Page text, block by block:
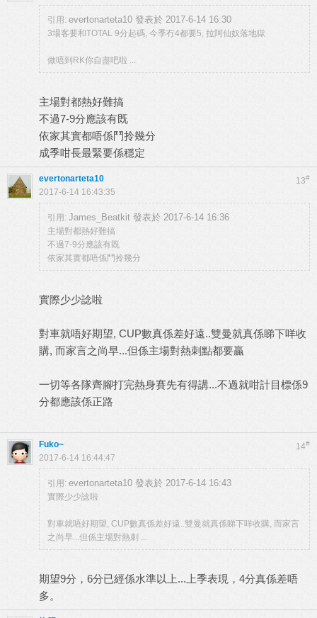
引用: evertonarteta10 發表於 2017-6-14 16:30
3場客要和TOTAL 9分起碼, 今季冇4都要5, 拉阿仙奴落地獄
做唔到RK你自盡吧啦 ...
主場對都熱好難搞
不過7-9分應該有既
依家其實都唔係鬥拎幾分
成季咁長最緊要係穩定
13#
evertonarteta10
2017-6-14 16:43:35
引用: James_Beatkit 發表於 2017-6-14 16:36
主場對都熱好難搞
不過7-9分應該有既
依家其實都唔係鬥拎幾分
實際少少諗啦
對車就唔好期望, CUP數真係差好遠..雙曼就真係睇下咩收
購, 而家言之尚早...但係主場對熱刺點都要贏
一切等各隊齊腳打完熱身賽先有得講...不過就咁計目標係9
分都應該係正路
14#
Fuko~
2017-6-14 16:44:47
引用: evertonarteta10 發表於 2017-6-14 16:43
實際少少諗啦
對車就唔好期望, CUP數真係差好遠..雙曼就真係睇下咩收購, 而家言
之尚早...但係主場對熱刺 ...
期望9分，6分已經係水準以上...上季表現，4分真係差唔
多。